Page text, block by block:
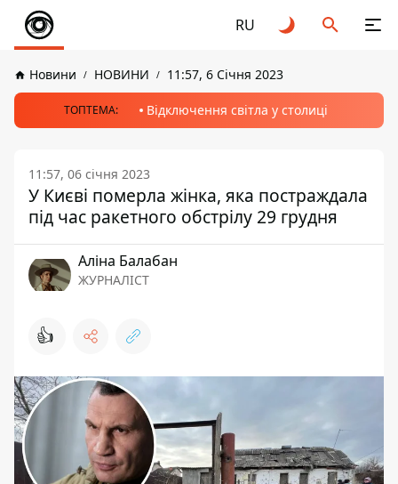
RU
Новини НОВИНИ 11:57, 6 Січня 2023
ТОПТЕМА: Відключення світла у столиці
11:57, 06 січня 2023
У Києві померла жінка, яка постраждала
під час ракетного обстрілу 29 грудня
Аліна Балабан
ЖУРНАЛІСТ
👍